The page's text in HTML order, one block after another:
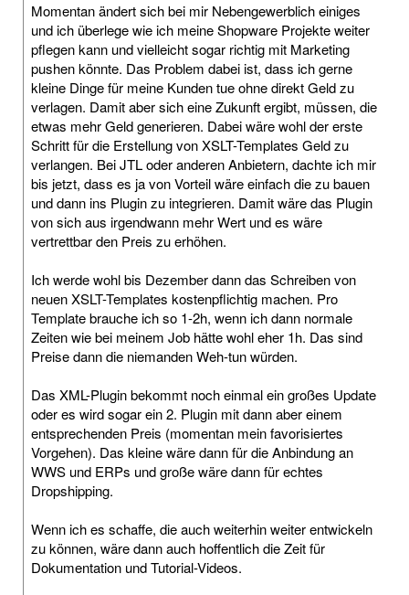
Momentan ändert sich bei mir Nebengewerblich einiges
und ich überlege wie ich meine Shopware Projekte weiter
pflegen kann und vielleicht sogar richtig mit Marketing
pushen könnte. Das Problem dabei ist, dass ich gerne
kleine Dinge für meine Kunden tue ohne direkt Geld zu
verlagen. Damit aber sich eine Zukunft ergibt, müssen, die
etwas mehr Geld generieren. Dabei wäre wohl der erste
Schritt für die Erstellung von XSLT-Templates Geld zu
verlangen. Bei JTL oder anderen Anbietern, dachte ich mir
bis jetzt, dass es ja von Vorteil wäre einfach die zu bauen
und dann ins Plugin zu integrieren. Damit wäre das Plugin
von sich aus irgendwann mehr Wert und es wäre
vertrettbar den Preis zu erhöhen.
Ich werde wohl bis Dezember dann das Schreiben von
neuen XSLT-Templates kostenpflichtig machen. Pro
Template brauche ich so 1-2h, wenn ich dann normale
Zeiten wie bei meinem Job hätte wohl eher 1h. Das sind
Preise dann die niemanden Weh-tun würden.
Das XML-Plugin bekommt noch einmal ein großes Update
oder es wird sogar ein 2. Plugin mit dann aber einem
entsprechenden Preis (momentan mein favorisiertes
Vorgehen). Das kleine wäre dann für die Anbindung an
WWS und ERPs und große wäre dann für echtes
Dropshipping.
Wenn ich es schaffe, die auch weiterhin weiter entwickeln
zu können, wäre dann auch hoffentlich die Zeit für
Dokumentation und Tutorial-Videos.